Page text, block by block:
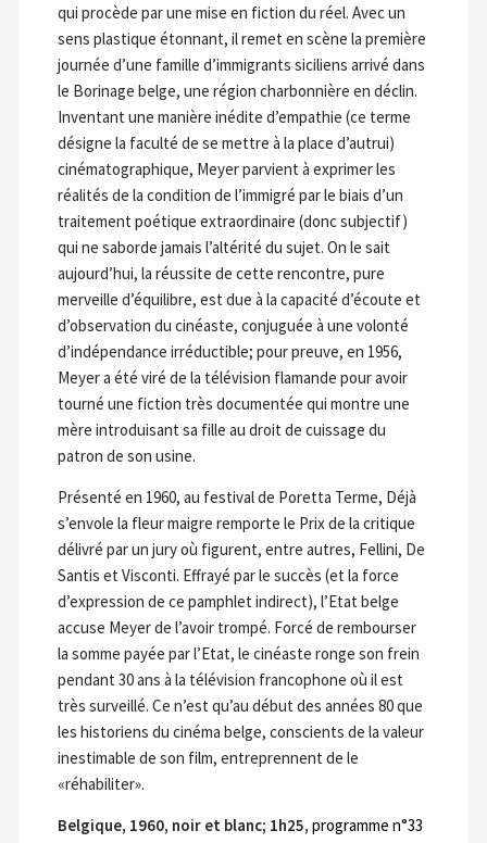
qui procède par une mise en fiction du réel. Avec un
sens plastique étonnant, il remet en scène la première
journée d’une famille d’immigrants siciliens arrivé dans
le Borinage belge, une région charbonnière en déclin.
Inventant une manière inédite d’empathie (ce terme
désigne la faculté de se mettre à la place d’autrui)
cinématographique, Meyer parvient à exprimer les
réalités de la condition de l’immigré par le biais d’un
traitement poétique extraordinaire (donc subjectif)
qui ne saborde jamais l’altérité du sujet. On le sait
aujourd’hui, la réussite de cette rencontre, pure
merveille d’équilibre, est due à la capacité d’écoute et
d’observation du cinéaste, conjuguée à une volonté
d’indépendance irréductible; pour preuve, en 1956,
Meyer a été viré de la télévision flamande pour avoir
tourné une fiction très documentée qui montre une
mère introduisant sa fille au droit de cuissage du
patron de son usine.
Présenté en 1960, au festival de Poretta Terme, Déjà
s’envole la fleur maigre remporte le Prix de la critique
délivré par un jury où figurent, entre autres, Fellini, De
Santis et Visconti. Effrayé par le succès (et la force
d’expression de ce pamphlet indirect), l’Etat belge
accuse Meyer de l’avoir trompé. Forcé de rembourser
la somme payée par l’Etat, le cinéaste ronge son frein
pendant 30 ans à la télévision francophone où il est
très surveillé. Ce n’est qu’au début des années 80 que
les historiens du cinéma belge, conscients de la valeur
inestimable de son film, entreprennent de le
«réhabiliter».
Belgique, 1960, noir et blanc; 1h25, programme n°33